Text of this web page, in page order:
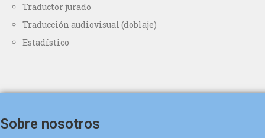
Traductor jurado
Traducción audiovisual (doblaje)
Estadístico
Sobre nosotros